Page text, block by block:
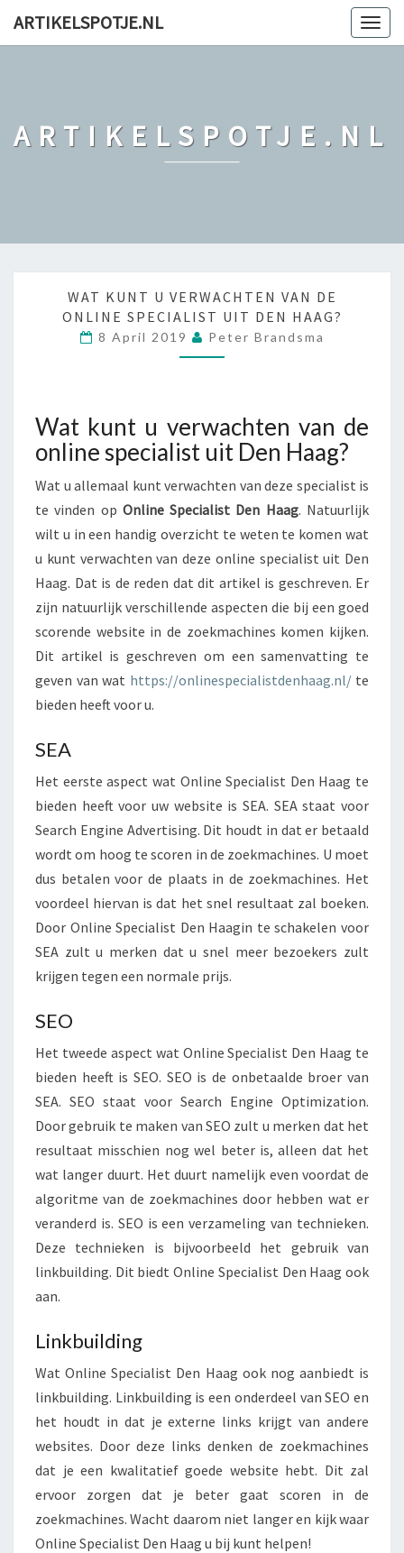
ARTIKELSPOTJE.NL
ARTIKELSPOTJE.NL
W
A
T
U
R
W
A
C
H
E
N
V
A
D
O
I
N
E
S
E
C
I
A
I
S
T
U
T
D
E
N
H
A
A
G
?
WAT KUNT U VERWACHTEN VAN DE
ONLINE SPECIALIST UIT DEN HAAG?
8 April 2019 Peter Brandsma
Wat kunt u verwachten van de
online specialist uit Den Haag?
Wat u allemaal kunt verwachten van deze specialist is
te vinden op Online Specialist Den Haag. Natuurlijk
wilt u in een handig overzicht te weten te komen wat
u kunt verwachten van deze online specialist uit Den
Haag. Dat is de reden dat dit artikel is geschreven. Er
zijn natuurlijk verschillende aspecten die bij een goed
scorende website in de zoekmachines komen kijken.
Dit artikel is geschreven om een samenvatting te
geven van wat https://onlinespecialistdenhaag.nl/te
bieden heeft voor u.
SEA
Het eerste aspect wat Online Specialist Den Haag te
bieden heeft voor uw website is SEA. SEA staat voor
Search Engine Advertising. Dit houdt in dat er betaald
wordt om hoog te scoren in de zoekmachines. U moet
dus betalen voor de plaats in de zoekmachines. Het
voordeel hiervan is dat het snel resultaat zal boeken.
Door Online Specialist Den Haagin te schakelen voor
SEA zult u merken dat u snel meer bezoekers zult
krijgen tegen een normale prijs.
SEO
Het tweede aspect wat Online Specialist Den Haag te
bieden heeft is SEO. SEO is de onbetaalde broer van
SEA. SEO staat voor Search Engine Optimization.
Door gebruik te maken van SEO zult u merken dat het
resultaat misschien nog wel beter is, alleen dat het
wat langer duurt. Het duurt namelijk even voordat de
algoritme van de zoekmachines door hebben wat er
veranderd is. SEO is een verzameling van technieken.
Deze technieken is bijvoorbeeld het gebruik van
linkbuilding. Dit biedt Online Specialist Den Haag ook
aan.
Linkbuilding
Wat Online Specialist Den Haag ook nog aanbiedt is
linkbuilding. Linkbuilding is een onderdeel van SEO en
het houdt in dat je externe links krijgt van andere
websites. Door deze links denken de zoekmachines
dat je een kwalitatief goede website hebt. Dit zal
ervoor zorgen dat je beter gaat scoren in de
zoekmachines. Wacht daarom niet langer en kijk waar
Online Specialist Den Haag u bij kunt helpen!